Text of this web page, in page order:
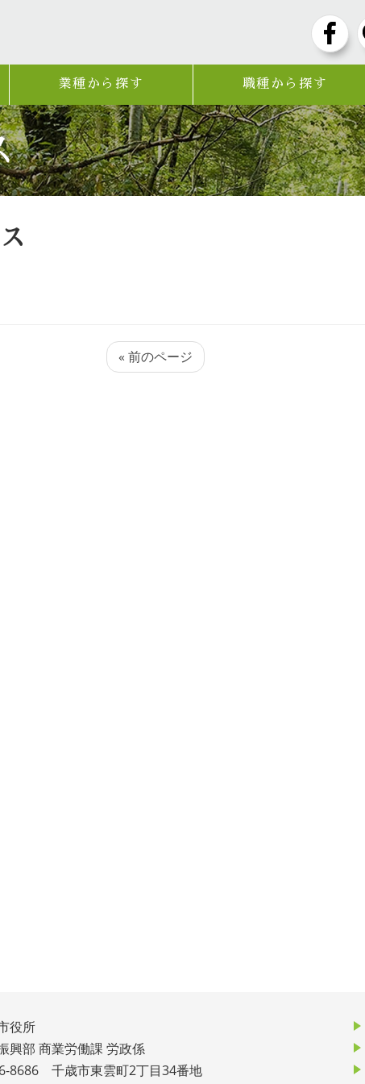
業種から探す 職種から探す
« 前のページ
役所
興部 商業労働課 労政係
8686 千歳市東雲町2丁目34番地